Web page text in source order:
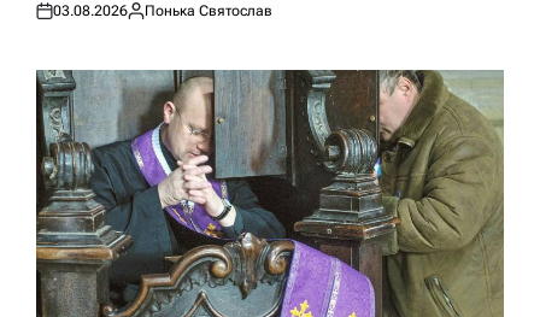
Оприлюднено
03.08.2026
Опубліковано
Понька Святослав